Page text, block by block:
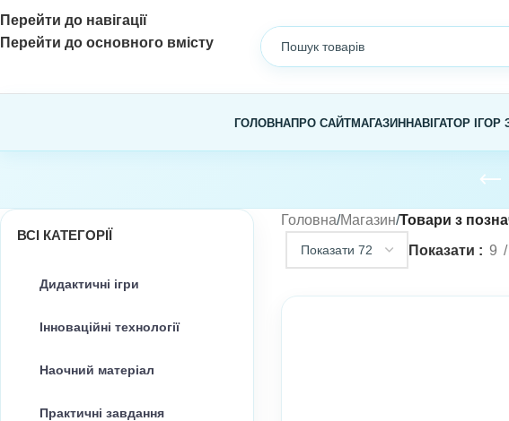
Перейти до навігації
Перейти до основного вмісту
ГОЛОВНАПРО САЙТМАГАЗИННАВІГАТОР
ВСІ КАТЕГОРІЇ
Дидактичні ігри
Інноваційні технології
Наочний матеріал
Практичні завдання
Головна/Магазин/Товари з
Показати
9